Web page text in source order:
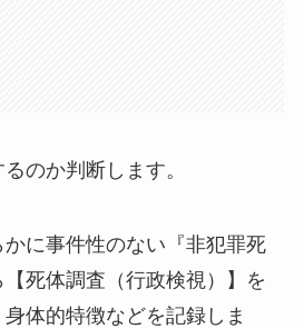
のか判断します。
に事件性のない『非犯罪死
死体調査（行政検視）】を
体的特徴などを記録しま